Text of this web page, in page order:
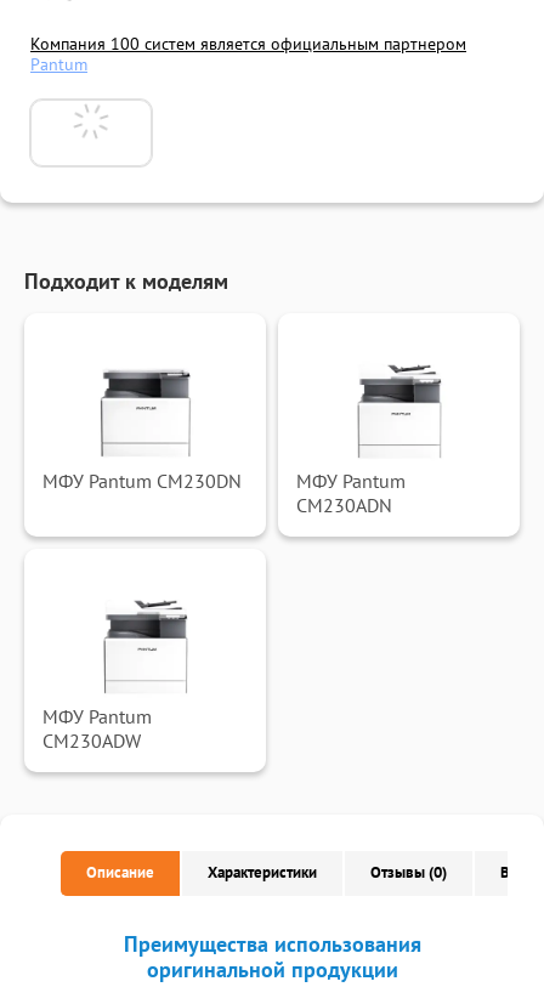
Компания 100 систем является официальным партнером
Pantum
Подходит к моделям
МФУ Pantum CM230DN
МФУ Pantum
CM230ADN
МФУ Pantum
CM230ADW
Описание Характеристики Отзывы (0)
Преимущества использования
оригинальной продукции